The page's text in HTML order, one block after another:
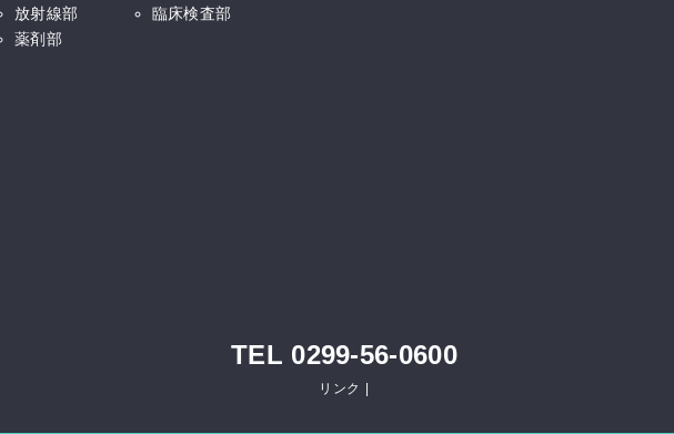
放射線部
臨床検査部
薬剤部
TEL 0299-56-0600
リンク